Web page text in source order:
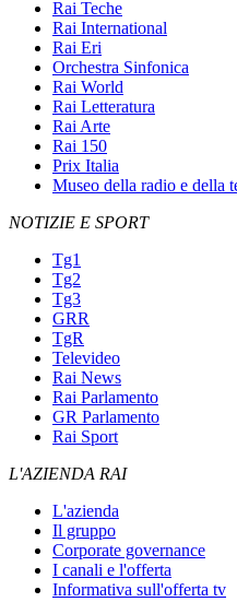
Rai Teche
Rai International
Rai Eri
Orchestra Sinfonica
Rai World
Rai Letteratura
Rai Arte
Rai 150
Prix Italia
Museo della radio e della
NOTIZIE E SPORT
Tg1
Tg2
Tg3
GRR
TgR
Televideo
Rai News
Rai Parlamento
GR Parlamento
Rai Sport
L'AZIENDA RAI
L'azienda
Il gruppo
Corporate governance
I canali e l'offerta
Informativa sull'offerta tv